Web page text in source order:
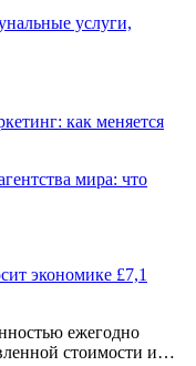
услуги,
как меняется
мира: что
экономике £7,1
ежегодно
стоимости и…